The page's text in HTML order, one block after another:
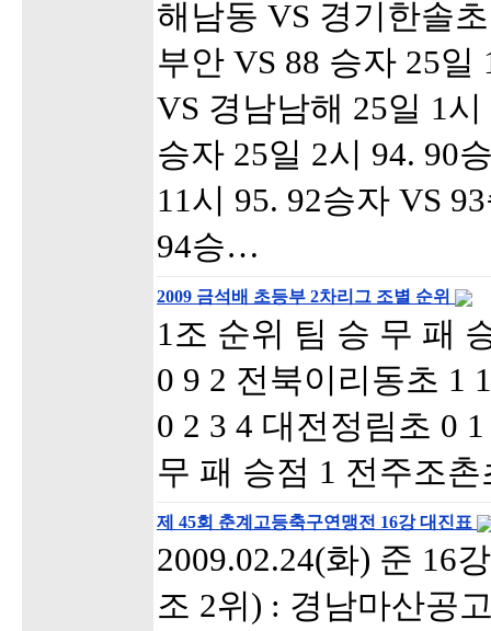
해남동 VS 경기한솔
부안 VS 88 승자 25일
VS 경남남해 25일 1
승자 25일 2시 94. 90
11시 95. 92승자 VS
94승…
2009 금석배 초등부 2차리그 조별 순위
1조 순위 팀 승 무 패
0 9 2 전북이리동초 1
0 2 3 4 대전정림초 0
무 패 승점 1 전주조
제 45회 춘계고등축구연맹전 16강 대진표
2009.02.24(화) 준 16
조 2위) : 경남마산공